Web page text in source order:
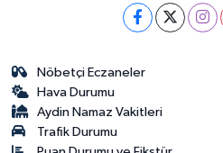
Nöbetçi Eczaneler
Hava Durumu
Aydin Namaz Vakitleri
Trafik Durumu